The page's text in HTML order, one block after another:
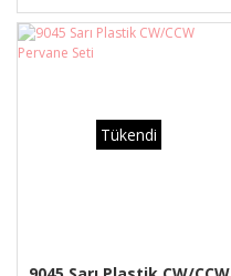
Tükendi